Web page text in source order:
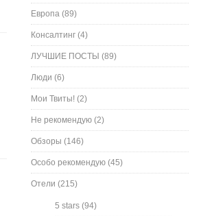
Европа (89)
Консалтинг (4)
ЛУЧШИЕ ПОСТЫ (89)
Люди (6)
Мои Твиты! (2)
Не рекомендую (2)
Обзоры (146)
Особо рекомендую (45)
Отели (215)
5 stars (94)